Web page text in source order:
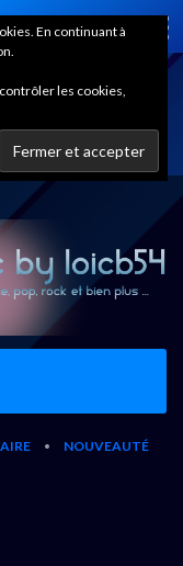
•
NOUVEAUTÉ
En continuant à
les cookies,